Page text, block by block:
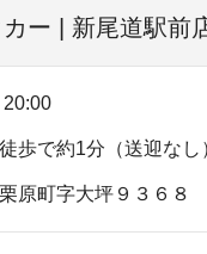
ー | 新尾道駅前
歩で約1分（送迎なし
原町字大坪９３６８